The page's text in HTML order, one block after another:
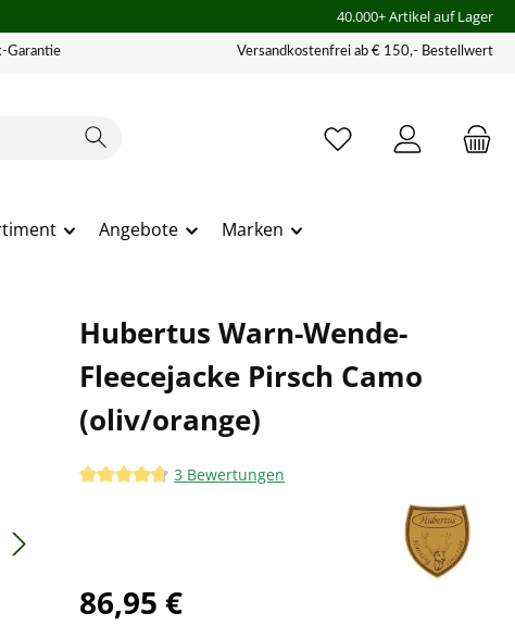
40.000+ Artikel auf Lager
Garantie Versandkostenfrei ab € 150,- Bestellwert
Angebote Marken
Hubertus Warn-Wende-
Fleecejacke Pirsch Camo
(oliv/orange)
Durchschnittliche Bewertung von 4.83 von 5 Sternen
3 Bewertungen
86,95 €